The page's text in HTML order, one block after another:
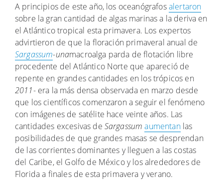
A principios de este año, los oceanógrafosalertaron
sobre la gran cantidad de algas marinas a la deriva en
el Atlántico tropical esta primavera. Los expertos
advirtieron de que la floración primaveral anual de
Sargassum-unamacroalga parda de flotación libre
procedente del Atlántico Norte que apareció de
repente en grandes cantidades en los trópicos en
2011- era la más densa observada en marzo desde
que los científicos comenzaron a seguir el fenómeno
con imágenes de satélite hace veinte años. Las
cantidades excesivas de Sargassum aumentanlas
posibilidades de que grandes masas se desprendan
de las corrientes dominantes y lleguen a las costas
del Caribe, el Golfo de México y los alrededores de
Florida a finales de esta primavera y verano.